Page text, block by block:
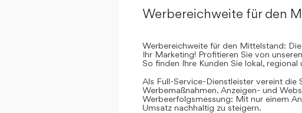
Werbereichweite für den
Werbereichweite für den Mittelstand:
Ihr Marketing! Profitieren Sie von
So finden Ihre Kunden Sie lokal, regional
Als Full-Service-Dienstleister vereint die
Werbemaßnahmen. Anzeigen- und
Werbeerfolgsmessung: Mit nur einem
Umsatz nachhaltig zu steigern.